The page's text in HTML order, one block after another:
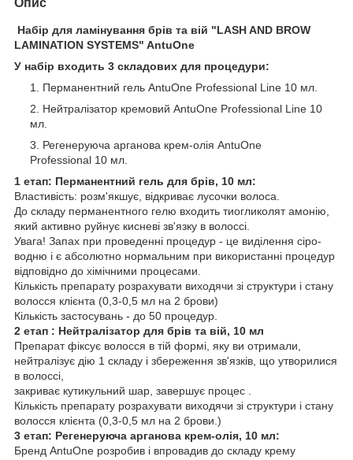
Набір для ламінування брів та вій "LASH AND BROW
LAMINATION SYSTEMS" AntuOne
У набір входить 3 складових для процедури:
Перманентний гель AntuOne Professional Line 10 мл.
Нейтралізатор кремовий AntuOne Professional Line 10
мл.
Регенеруюча арганова крем-олія AntuOne
Professional 10 мл.
1 етап: Перманентний гель для брів, 10 мл:
Властивість: розм'якшує, відкриває лусочки волоса.
До складу перманентного гелю входить тиогликолят амонію,
який активно руйнує кисневі зв'язку в волоссі.
Увага! Запах при проведенні процедур - це виділення сіро-
водню і є абсолютно нормальним при використанні процедур
відповідно до хімічними процесами.
Кількість препарату розрахувати виходячи зі структури і стану
волосся клієнта (0,3-0,5 мл на 2 брови)
Кількість застосувань - до 50 процедур.
2 етап : Нейтралізатор для брів та вій, 10 мл
Препарат фіксує волосся в тій формі, яку ви отримали,
нейтралізує дію 1 складу і збереження зв'язків, що утворилися
в волоссі,
закриває кутикульний шар, завершує процес .
Кількість препарату розрахувати виходячи зі структури і стану
волосся клієнта (0,3-0,5 мл на 2 брови.)
3 етап: Регенеруюча арганова крем-олія, 10 мл:
Бренд AntuOne розробив і впровадив до складу крему